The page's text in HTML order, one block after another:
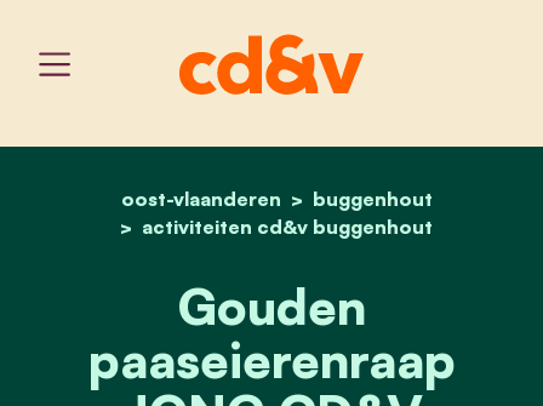
home
oost-vlaanderen
buggenhout
activiteiten cd&v buggenhout
gouden paaseierenraap
Gouden
paaseierenraap